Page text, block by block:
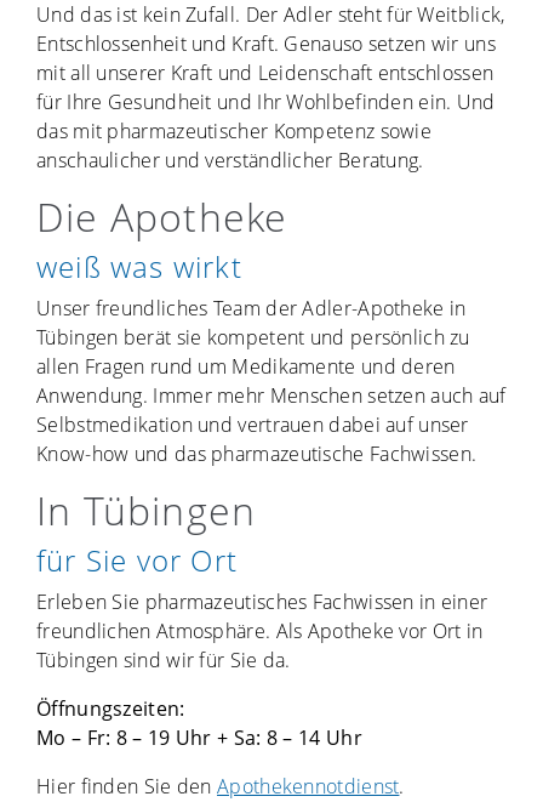
Und das ist kein Zufall. Der Adler steht für Weitblick,
Entschlossenheit und Kraft. Genauso setzen wir uns
mit all unserer Kraft und Leidenschaft entschlossen
für Ihre Gesundheit und Ihr Wohlbefinden ein. Und
das mit pharmazeutischer Kompetenz sowie
anschaulicher und verständlicher Beratung.
Die Apotheke
weiß was wirkt
Unser freundliches Team der Adler-Apotheke in
Tübingen berät sie kompetent und persönlich zu
allen Fragen rund um Medikamente und deren
Anwendung. Immer mehr Menschen setzen auch auf
Selbstmedikation und vertrauen dabei auf unser
Know-how und das pharmazeutische Fachwissen.
In Tübingen
für Sie vor Ort
Erleben Sie pharmazeutisches Fachwissen in einer
freundlichen Atmosphäre. Als Apotheke vor Ort in
Tübingen sind wir für Sie da.
Öffnungszeiten:
Mo – Fr: 8 – 19 Uhr + Sa: 8 – 14 Uhr
Hier finden Sie denApothekennotdienst.